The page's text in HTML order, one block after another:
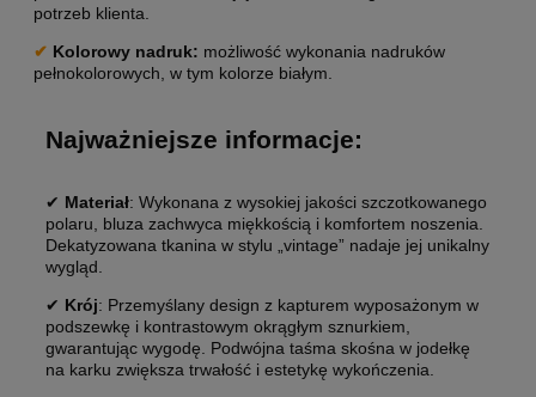
potrzeb klienta.
✔ Kolorowy nadruk: możliwość wykonania nadruków
pełnokolorowych, w tym kolorze białym.
Najważniejsze informacje:
✔ Materiał: Wykonana z wysokiej jakości szczotkowanego
polaru, bluza zachwyca miękkością i komfortem noszenia.
Dekatyzowana tkanina w stylu „vintage” nadaje jej unikalny
wygląd.
✔ Krój: Przemyślany design z kapturem wyposażonym w
podszewkę i kontrastowym okrągłym sznurkiem,
gwarantując wygodę. Podwójna taśma skośna w jodełkę
na karku zwiększa trwałość i estetykę wykończenia.